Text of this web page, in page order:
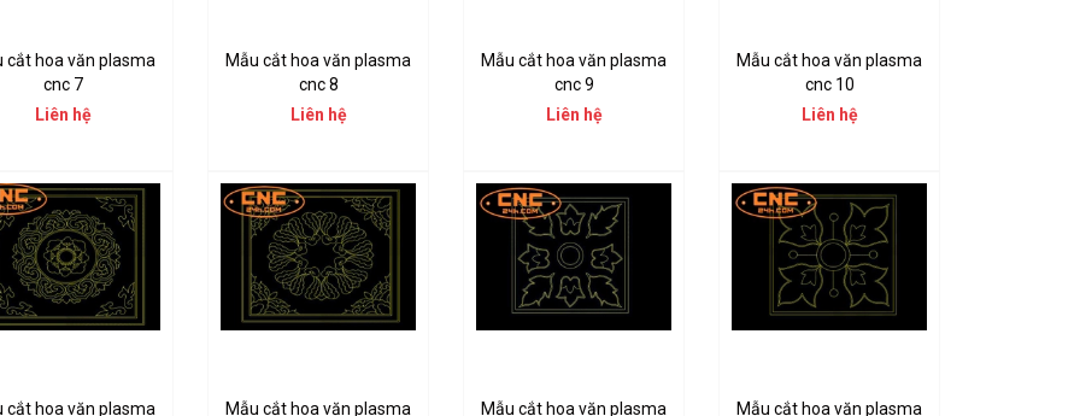
cắt hoa văn plasma
cnc 7
Liên hệ
Mẫu cắt hoa văn plasma
cnc 8
Liên hệ
Mẫu cắt hoa văn plasma
cnc 9
Liên hệ
Mẫu cắt hoa văn plasma
cnc 10
Liên hệ
cắt hoa văn plasma Mẫu cắt hoa văn plasma Mẫu cắt hoa văn plasma Mẫu cắt hoa văn plasma